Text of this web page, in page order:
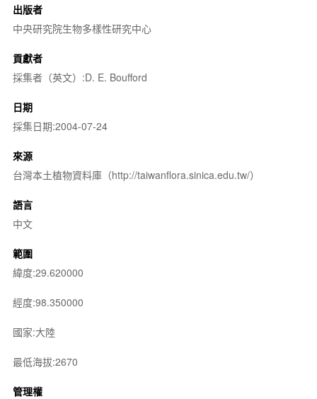
出版者
中央研究院生物多樣性研究中心
貢獻者
採集者（英文）:D. E. Boufford
日期
採集日期:2004-07-24
來源
台灣本土植物資料庫（http://taiwanflora.sinica.edu.tw/）
語言
中文
範圍
緯度:29.620000
經度:98.350000
國家:大陸
最低海拔:2670
管理權